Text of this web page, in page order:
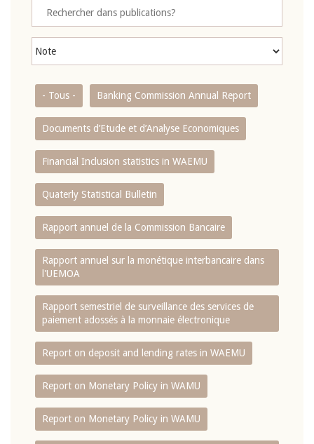
- Tous - Banking Commission Annual Report
Documents d’Etude et d’Analyse Economiques
Financial Inclusion statistics in WAEMU
Quaterly Statistical Bulletin
Rapport annuel de la Commission Bancaire
Rapport annuel sur la monétique interbancaire dans
l'UEMOA
Rapport semestriel de surveillance des services de
paiement adossés à la monnaie électronique
Report on deposit and lending rates in WAEMU
Report on Monetary Policy in WAMU
Report on Monetary Policy in WAMU